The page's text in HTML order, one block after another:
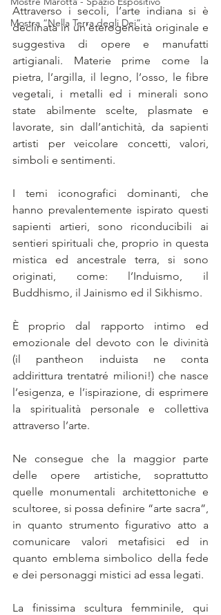
Mostra “Nella Terra degli Dei”
Attraverso i secoli, l’arte indiana si è
declinata in un’eterogeneità originale e
suggestiva di opere e manufatti
artigianali. Materie prime come la
pietra, l’argilla, il legno, l’osso, le fibre
vegetali, i metalli ed i minerali sono
state abilmente scelte, plasmate e
lavorate, sin dall’antichità, da sapienti
artisti per veicolare concetti, valori,
simboli e sentimenti.
I temi iconografici dominanti, che
hanno prevalentemente ispirato questi
sapienti artieri, sono riconducibili ai
sentieri spirituali che, proprio in questa
mistica ed ancestrale terra, si sono
originati, come: l’Induismo, il
Buddhismo, il Jainismo ed il Sikhismo.
È proprio dal rapporto intimo ed
emozionale del devoto con le divinità
(il pantheon induista ne conta
addirittura trentatré milioni!) che nasce
l’esigenza, e l’ispirazione, di esprimere
la spiritualità personale e collettiva
attraverso l’arte.
Ne consegue che la maggior parte
delle opere artistiche, soprattutto
quelle monumentali architettoniche e
scultoree, si possa definire “arte sacra”,
in quanto strumento figurativo atto a
comunicare valori metafisici ed in
quanto emblema simbolico della fede
e dei personaggi mistici ad essa legati.
La finissima scultura femminile, qui